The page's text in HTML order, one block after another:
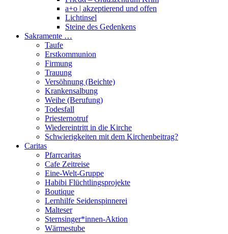
a+o | akzeptierend und offen
Lichtinsel
Steine des Gedenkens
Sakramente …
Taufe
Erstkommunion
Firmung
Trauung
Versöhnung (Beichte)
Krankensalbung
Weihe (Berufung)
Todesfall
Priesternotruf
Wiedereintritt in die Kirche
Schwierigkeiten mit dem Kirchenbeitrag?
Caritas
Pfarrcaritas
Cafe Zeitreise
Eine-Welt-Gruppe
Habibi Flüchtlingsprojekte
Boutique
Lernhilfe Seidenspinnerei
Malteser
Sternsinger*innen-Aktion
Wärmestube